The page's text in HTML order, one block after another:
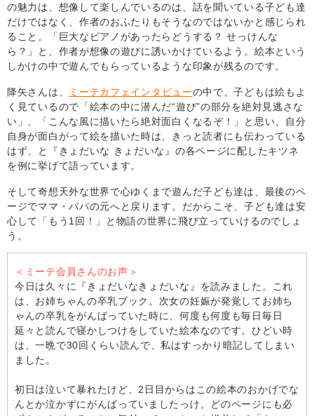
の魅力は、想像して楽しんでいるのは、話を聞いている子ども達
だけではなく、作者のおふたりもそうなのではないかと感じられ
ること。「巨大なピアノがあったらどうする？ せっけんな
ら？」と、作者が想像の遊びに誘いかけているよう。絵本という
しかけの中で遊んでもらっているような印象が残るのです。
降矢さんは、 ミーテカフェインタビューの中で、子どもは絵もよ
く見ているので「絵本の中に潜んだ“遊び”の部分を絶対見逃さな
い」、「こんな風に描いたら絶対面白くなるぞ！」と思い、自分
自身が面白がって絵を描いた時は、きっと読者にも伝わっている
はず、と『きょだいな きょだいな』の各ページに配したキツネ
を例に挙げて語っています。
そして奇想天外な世界で心ゆくまで遊んだ子ども達は、最後のペ
ージでママ・パパの元へと戻ります。だからこそ、子ども達は安
心して「もう1回！」と物語の世界に飛び立っていけるのでしょ
う。
＜ミーテ会員さんのお声＞
今日は久々に『きょだいなきょだいな』を読みました。これ
は、お姉ちゃんの卒乳ブック。次女の妊娠が発覚してお姉ち
ゃんの卒乳をがんばっていた時に、何度も何度も毎日毎日
延々と読んで寝かしつけをしていた絵本なのです。ひどい時
は、一晩で30回くらい読んで、私はすっかり暗記してしまい
ました。
初日は泣いて暴れたけど、2日目からはこの絵本のおかげでな
んとか泣かずにがんばっていましたっけ。どのページにも必